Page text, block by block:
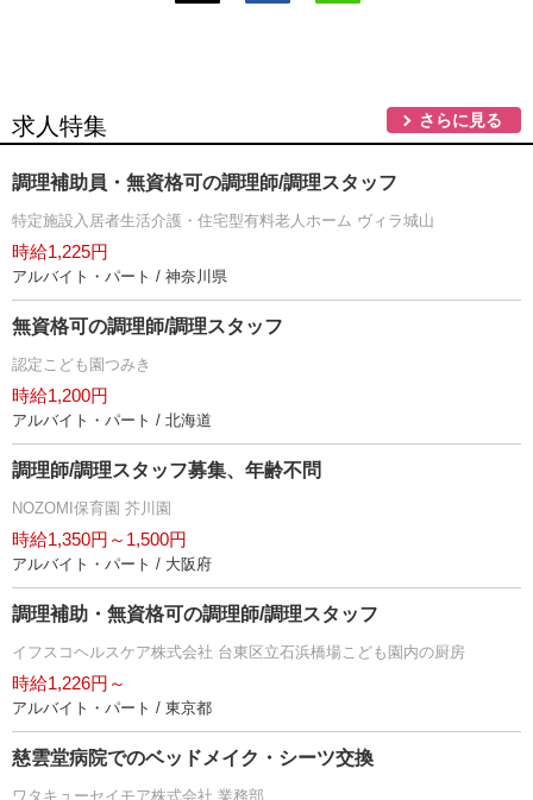
求人特集 さらに見る
調理補助員・無資格可の調理師/調理スタッフ
特定施設入居者生活介護・住宅型有料老人ホーム ヴィラ城山
時給1,225円
アルバイト・パート / 神奈川県
無資格可の調理師/調理スタッフ
認定こども園つみき
時給1,200円
アルバイト・パート / 北海道
調理師/調理スタッフ募集、年齢不問
NOZOMI保育園 芥川園
時給1,350円～1,500円
アルバイト・パート / 大阪府
調理補助・無資格可の調理師/調理スタッフ
イフスコヘルスケア株式会社 台東区立石浜橋場こども園内の厨房
時給1,226円～
アルバイト・パート / 東京都
慈雲堂病院でのベッドメイク・シーツ交換
ワタキューセイモア株式会社 業務部